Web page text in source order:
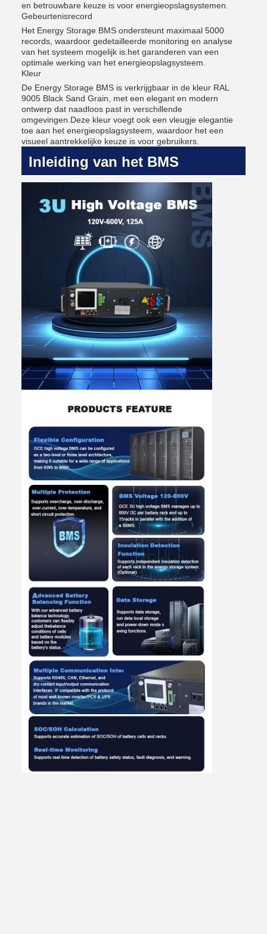
en betrouwbare keuze is voor energieopslagsystemen.
Gebeurtenisrecord
Het Energy Storage BMS ondersteunt maximaal 5000
records, waardoor gedetailleerde monitoring en analyse
van het systeem mogelijk is.het garanderen van een
optimale werking van het energieopslagsysteem.
Kleur
De Energy Storage BMS is verkrijgbaar in de kleur RAL
9005 Black Sand Grain, met een elegant en modern
ontwerp dat naadloos past in verschillende
omgevingen.Deze kleur voegt ook een vleugje elegantie
toe aan het energieopslagsysteem, waardoor het een
visueel aantrekkelijke keuze is voor gebruikers.
Inleiding van het BMS